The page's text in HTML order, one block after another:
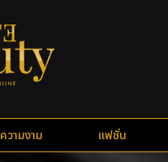
ความงาม แฟชั่น